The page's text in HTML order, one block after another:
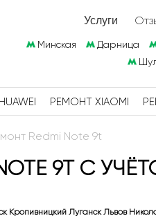
Услуги
Минская Дарница
РЕМОНТ XIAOMI
Redmi Note 9t
9T С
Луганск Львов